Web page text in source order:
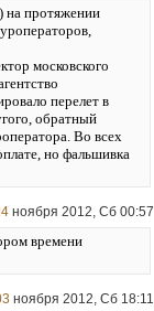
на протяжении
московского
перелет в
обратный
Во всех
но фальшивка
ноября 2012, Сб 00:57
времени
ноября 2012, Сб 18:11